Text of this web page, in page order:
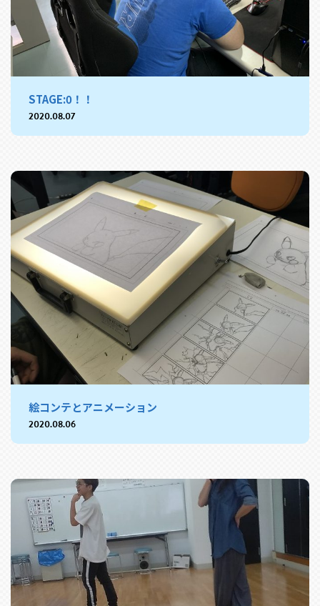
STAGE:0！！
2020.08.07
絵コンテとアニメーション
2020.08.06